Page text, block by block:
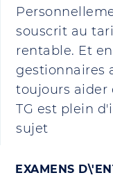
souscrit au
rentable. Et
gestionnaires
toujours aider
TG est plein
sujet
EXAMENS